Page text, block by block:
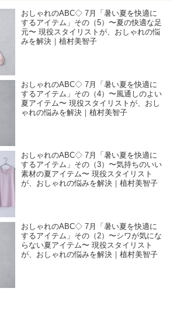
おしゃれのABC◇ 7月「暑い夏を快適に
するアイテム」その（5）〜夏の快適な足
元〜 現役スタイリストが、おしゃれの悩
みを解決｜植村美智子
おしゃれのABC◇ 7月「暑い夏を快適に
するアイテム」その（4）〜風通しのよい
夏アイテム〜 現役スタイリストが、おし
ゃれの悩みを解決｜植村美智子
おしゃれのABC◇ 7月「暑い夏を快適に
するアイテム」その（3）〜気持ちのいい
素材の夏アイテム〜 現役スタイリスト
が、おしゃれの悩みを解決｜植村美智子
おしゃれのABC◇ 7月「暑い夏を快適に
するアイテム」その（2）〜シワが気にな
らない夏アイテム〜 現役スタイリスト
が、おしゃれの悩みを解決｜植村美智子